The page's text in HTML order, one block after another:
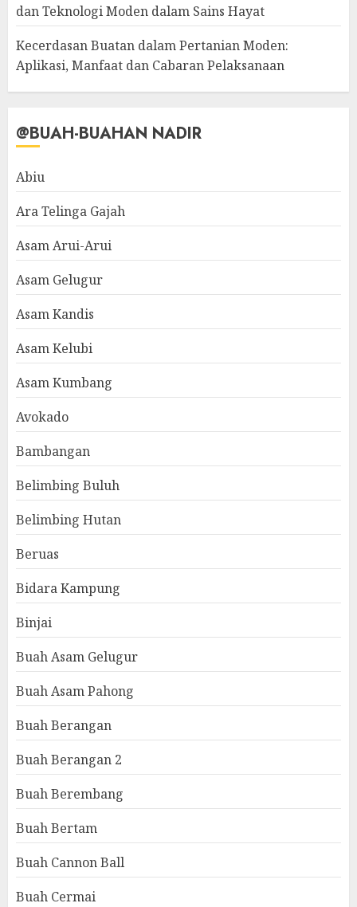
dan Teknologi Moden dalam Sains Hayat
Kecerdasan Buatan dalam Pertanian Moden:
Aplikasi, Manfaat dan Cabaran Pelaksanaan
@BUAH-BUAHAN NADIR
Abiu
Ara Telinga Gajah
Asam Arui-Arui
Asam Gelugur
Asam Kandis
Asam Kelubi
Asam Kumbang
Avokado
Bambangan
Belimbing Buluh
Belimbing Hutan
Beruas
Bidara Kampung
Binjai
Buah Asam Gelugur
Buah Asam Pahong
Buah Berangan
Buah Berangan 2
Buah Berembang
Buah Bertam
Buah Cannon Ball
Buah Cermai